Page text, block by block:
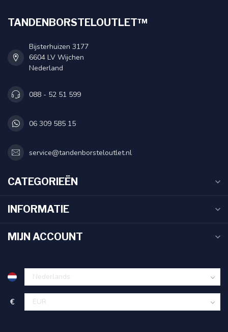
TANDENBORSTELOUTLET™
Bijsterhuizen 3177
6604 LV Wijchen
Nederland
088 - 52 51 599
06 309 585 15
service@tandenborsteloutlet.nl
CATEGORIEËN
INFORMATIE
MIJN ACCOUNT
€